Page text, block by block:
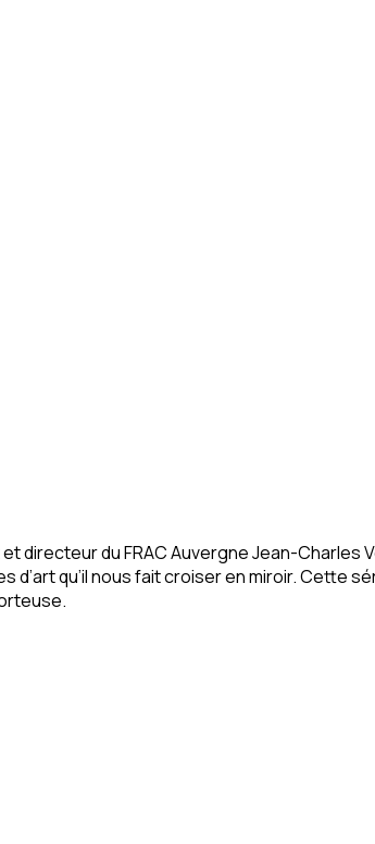
directeur du FRAC Auvergne Jean-
qu’il nous fait croiser en miroir. Cette